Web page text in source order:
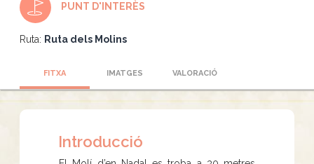
PUNT D'INTERÈS
Ruta: Ruta dels Molins
FITXA IMATGES VALORACIÓ
Introducció